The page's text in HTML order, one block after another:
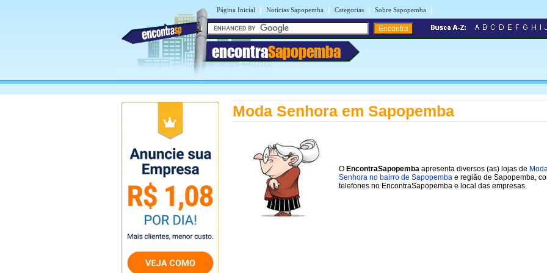
Página Inicial | Notícias Sapopemba | Categorias | Sobre Sapopemba |
encontraSapopemba
Moda Senhora em Sapopemba
O EncontraSapopemba apresenta diversos (as) lojas de
Senhora no bairro de Sapopemba e região de Sapopemba,
telefones no EncontraSapopemba e local das empresas.